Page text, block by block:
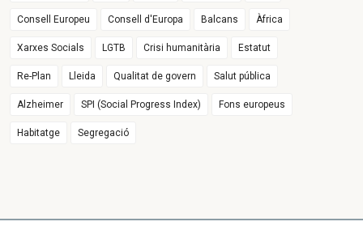
Consell Europeu Consell d'Europa Balcans Àfrica
Xarxes Socials LGTB Crisi humanitària Estatut
Re-Plan Lleida Qualitat de govern Salut pública
Alzheimer SPI (Social Progress Index) Fons europeus
Habitatge Segregació